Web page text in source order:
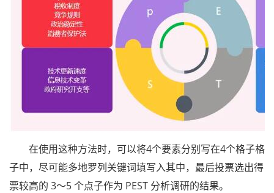
在使用这种方法时，可以将4个要素分别写在4个格子格
子中，尽可能多地罗列关键词填写入其中，最后投票选出得
票较高的 3～5 个点子作为 PEST 分析调研的结果。